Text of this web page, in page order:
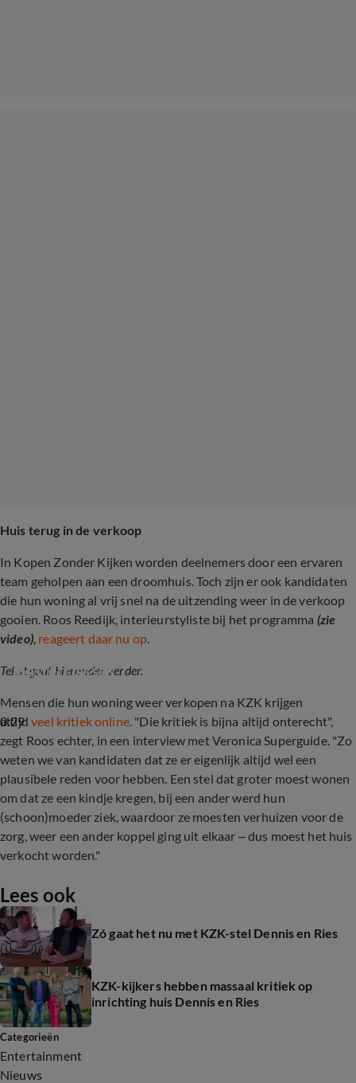
Huis terug in de verkoop
In Kopen Zonder Kijken worden deelnemers door een ervaren
team geholpen aan een droomhuis. Toch zijn er ook kandidaten
die hun woning al vrij snel na de uitzending weer in de verkoop
gooien. Roos Reedijk, interieurstyliste bij het programma (zie
video), reageert daar nu op.
Tekst gaat hieronder verder.
0:29
Kopen Zonder Kijken-Roos geeft
masterclasses
Mensen die hun woning weer verkopen na KZK krijgen
altijdveel kritiek online. "Die kritiek is bijna altijd onterecht",
zegt Roos echter, in een interview met Veronica Superguide. "Zo
weten we van kandidaten dat ze er eigenlijk altijd wel een
plausibele reden voor hebben. Een stel dat groter moest wonen
om dat ze een kindje kregen, bij een ander werd hun
(schoon)moeder ziek, waardoor ze moesten verhuizen voor de
zorg, weer een ander koppel ging uit elkaar – dus moest het huis
verkocht worden."
Lees ook
Zó gaat het nu met KZK-stel Dennis en Ries
KZK-kijkers hebben massaal kritiek op
inrichting huis Dennis en Ries
Categorieën
Entertainment
Nieuws